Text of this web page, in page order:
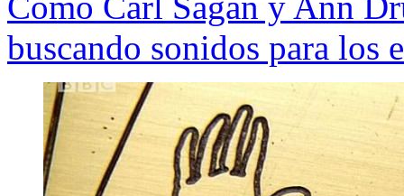
buscando sonidos para los